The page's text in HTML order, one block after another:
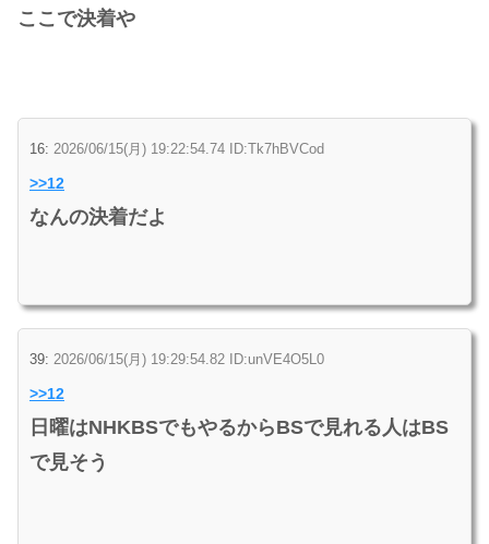
ここで決着や
16: 2026/06/15(月) 19:22:54.74 ID:Tk7hBVCod
>>12
なんの決着だよ
39: 2026/06/15(月) 19:29:54.82 ID:unVE4O5L0
>>12
日曜はNHKBSでもやるからBSで見れる人はBS
で見そう